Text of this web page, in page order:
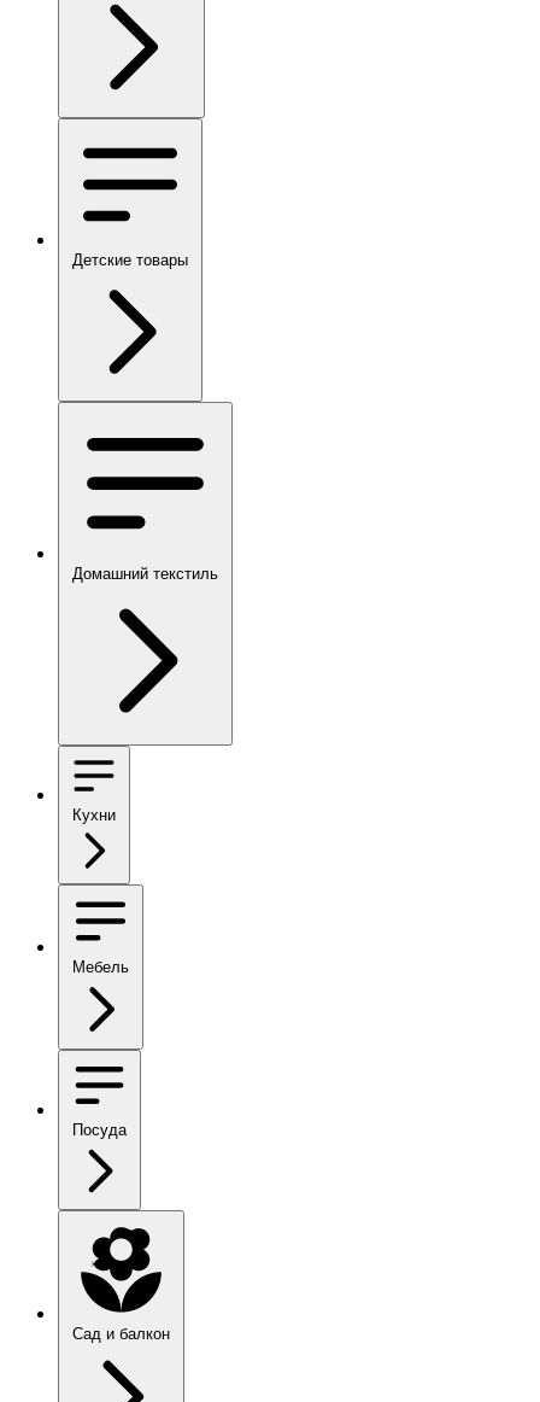
Детские товары
Домашний текстиль
Кухни
Мебель
Посуда
Сад и балкон